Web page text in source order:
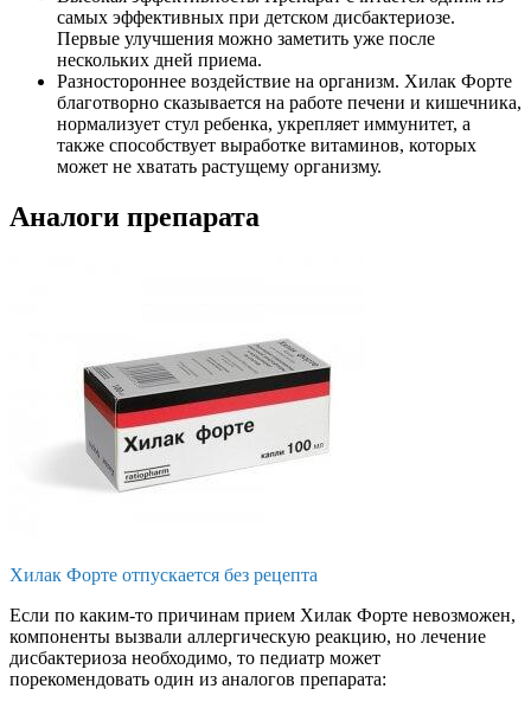
самых эффективных при детском дисбактериозе.
Первые улучшения можно заметить уже после
нескольких дней приема.
Разностороннее воздействие на организм. Хилак Форте
благотворно сказывается на работе печени и кишечника,
нормализует стул ребенка, укрепляет иммунитет, а
также способствует выработке витаминов, которых
может не хватать растущему организму.
Аналоги препарата
Хилак Форте отпускается без рецепта
Если по каким-то причинам прием Хилак Форте невозможен,
компоненты вызвали аллергическую реакцию, но лечение
дисбактериоза необходимо, то педиатр может
порекомендовать один из аналогов препарата: